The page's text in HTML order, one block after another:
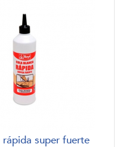
rápida super fuerte